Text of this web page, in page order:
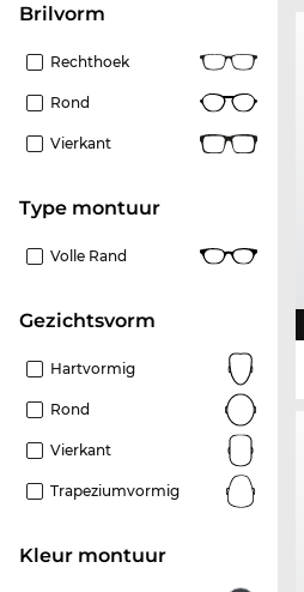
Brilvorm
Rechthoek
Rond
Vierkant
Type montuur
Volle Rand
Gezichtsvorm
Hartvormig
Rond
Vierkant
Trapeziumvormig
Kleur montuur